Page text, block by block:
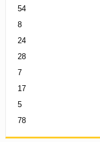
54
8
24
28
7
17
5
78